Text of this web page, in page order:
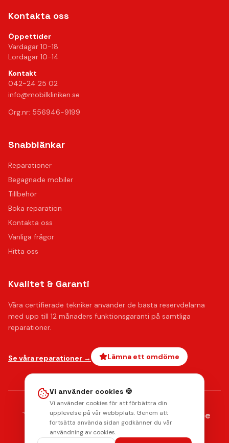
Kontakta oss
Öppettider
Vardagar 10-18
Lördagar 10-14
Kontakt
042-24 25 02
info@mobilkliniken.se
Org.nr: 556946-9199
Snabblänkar
Reparationer
Begagnade mobiler
Tillbehör
Boka reparation
Kontakta oss
Vanliga frågor
Hitta oss
Kvalitet & Garanti
Våra certifierade tekniker använder de bästa reservdelarna
med upp till 12 månaders funktionsgaranti på samtliga
reparationer.
Se våra reparationer → Lämna ett omdöme
AMERICAN
EXPRESS Klarna. Payments by stripe
Integritetspolicy Radera data
© 2026 Mobilkliniken. Alla rättigheter förbehållna.
Vi använder cookies 🍪
Vi använder cookies för att förbättra din
upplevelse på vår webbplats. Genom att
fortsätta använda sidan godkänner du vår
användning av cookies.